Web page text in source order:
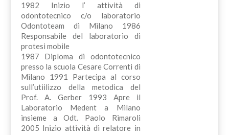
1982 Inizio l’ attività di
odontotecnico c/o laboratorio
Odontoteam di Milano 1986
Responsabile del laboratorio di
protesi mobile
1987 Diploma di odontotecnico
presso la scuola Cesare Correnti di
Milano 1991 Partecipa al corso
sull’utiilizzo della metodica del
Prof. A. Gerber 1993 Apre il
Laboratorio Medent a Milano
insieme a Odt. Paolo Rimaroli
2005 Inizio attività di relatore in